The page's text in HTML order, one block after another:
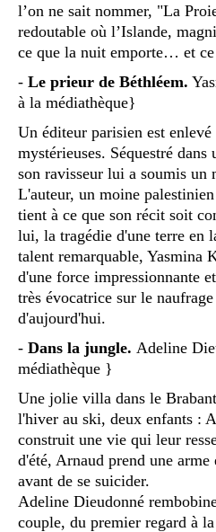
l’on ne sait nommer, "La
redoutable où l’Islande,
ce que la nuit emporte… et ce
- Le prieur de Béthléem.
à la médiathèque}
Un éditeur parisien est enlevé
mystérieuses. Séquestré
son ravisseur lui a soumis un
L'auteur, un moine
tient à ce que son récit soit
lui, la tragédie d'une terre en
talent remarquable, Yasmina
d'une force impressionnante
très évocatrice sur le
d'aujourd'hui.
- Dans la jungle. Adeline
médiathèque }
Une jolie villa dans le
l'hiver au ski, deux enfants :
construit une vie qui leur
d'été, Arnaud prend une arme
avant de se suicider.
Adeline Dieudonné
couple, du premier regard à